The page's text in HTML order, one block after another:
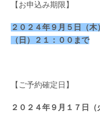
【お申込み期限】
２０２４年９月５日（
（日）２１：００まで
【ご予約確定日】
２０２４年９月１７日（